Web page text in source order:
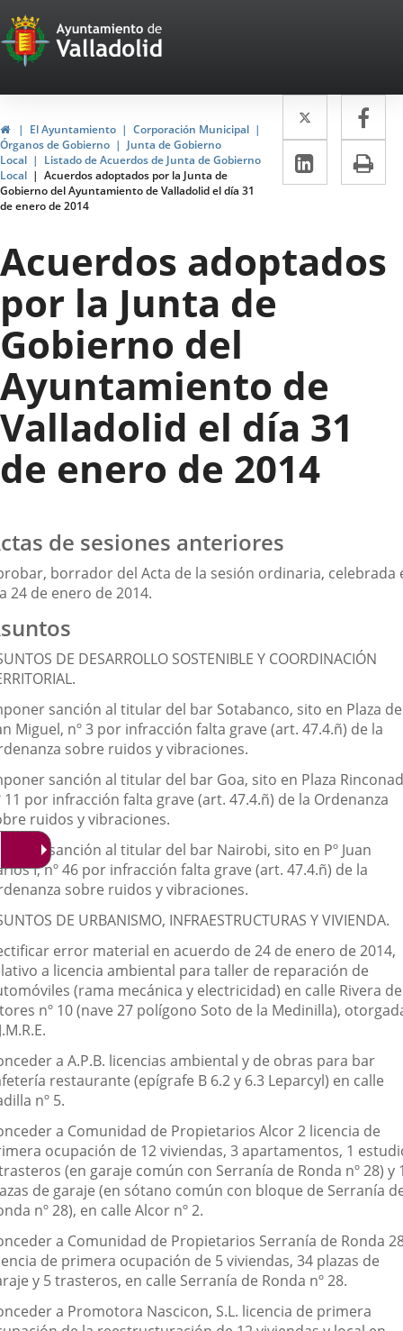
Portal
Web
del
Ayuntamiento
de
Valladolid
HomeEl Ayuntamiento
Corporación Municipal
Órganos de Gobierno
Junta de Gobierno
Local
Listado de Acuerdos de Junta de Gobierno
Local
Acuerdos adoptados por la Junta de
Gobierno del Ayuntamiento de Valladolid el día 31
de enero de 2014
Twitter
Enlace
a
una
a
Linkedin
Enlace
a
externa.
Acuerdos adoptados
por la Junta de
Gobierno del
Ayuntamiento de
Valladolid el día 31
de enero de 2014
de sesiones anteriores
borrador del Acta de la sesión ordinaria, celebrada
24 de enero de 2014.
DE DESARROLLO SOSTENIBLE Y COORDINACIÓN
sanción al titular del bar Sotabanco, sito en Plaza de
Miguel, nº 3 por infracción falta grave (art. 47.4.ñ) de la
sobre ruidos y vibraciones.
sanción al titular del bar Goa, sito en Plaza
11 por infracción falta grave (art. 47.4.ñ) de la Ordenanza
ruidos y vibraciones.
sanción al titular del bar Nairobi, sito en Pº Juan
I, nº 46 por infracción falta grave (art. 47.4.ñ) de la
sobre ruidos y vibraciones.
DE URBANISMO, INFRAESTRUCTURAS Y VIVIENDA.
error material en acuerdo de 24 de enero de 2014,
a licencia ambiental para taller de reparación de
(rama mecánica y electricidad) en calle Rivera de
nº 10 (nave 27 polígono Soto de la Medinilla),
a A.P.B. licencias ambiental y de obras para bar
restaurante (epígrafe B 6.2 y 6.3 Leparcyl) en calle
nº 5.
a Comunidad de Propietarios Alcor 2 licencia de
ocupación de 12 viviendas, 3 apartamentos, 1
(en garaje común con Serranía de Ronda nº 28) y
de garaje (en sótano común con bloque de Serranía
nº 28), en calle Alcor nº 2.
a Comunidad de Propietarios Serranía de Ronda
de primera ocupación de 5 viviendas, 34 plazas de
y 5 trasteros, en calle Serranía de Ronda nº 28.
a Promotora Nascicon, S.L. licencia de primera